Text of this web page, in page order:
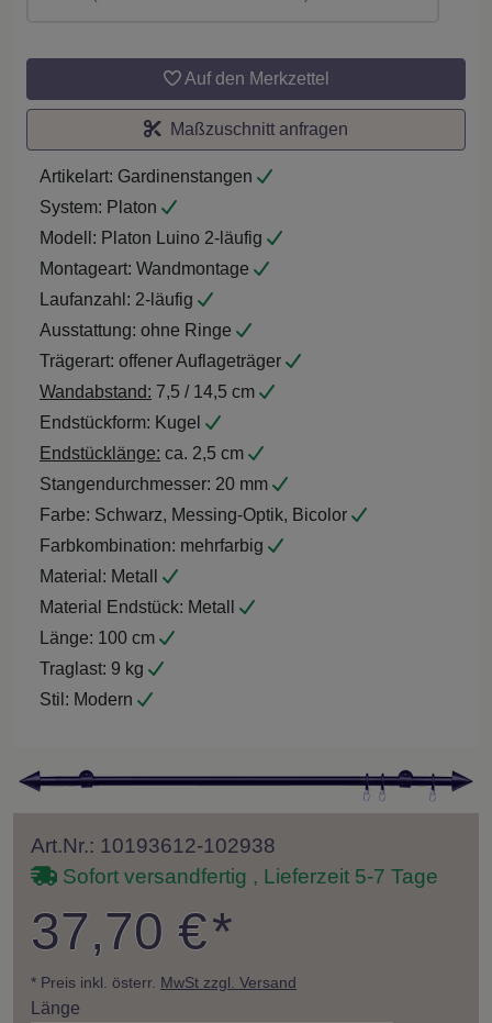
Auf den Merkzettel
Maßzuschnitt anfragen
Artikelart: Gardinenstangen
System: Platon
Modell: Platon Luino 2-läufig
Montageart: Wandmontage
Laufanzahl: 2-läufig
Ausstattung: ohne Ringe
Trägerart: offener Auflageträger
Wandabstand: 7,5 / 14,5 cm
Endstückform: Kugel
Endstücklänge: ca. 2,5 cm
Stangendurchmesser: 20 mm
Farbe: Schwarz, Messing-Optik, Bicolor
Farbkombination: mehrfarbig
Material: Metall
Material Endstück: Metall
Länge: 100 cm
Traglast: 9 kg
Stil: Modern
Art.Nr.: 10193612-102938
Sofort versandfertig , Lieferzeit 5-7 Tage
37,70 €*
* Preis inkl. österr. MwSt zzgl. Versand
Länge